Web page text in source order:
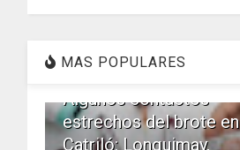
MAS POPULARES
1
Algunos contactos
estrechos del brote en
Catriló: Lonquimay,